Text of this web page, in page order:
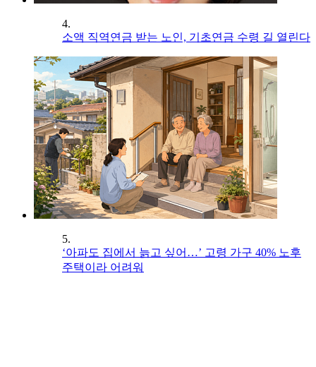
4.
소액 직역연금 받는 노인, 기초연금 수령 길 열린다
5.
‘아파도 집에서 늙고 싶어…’ 고령 가구 40% 노후
주택이라 어려워